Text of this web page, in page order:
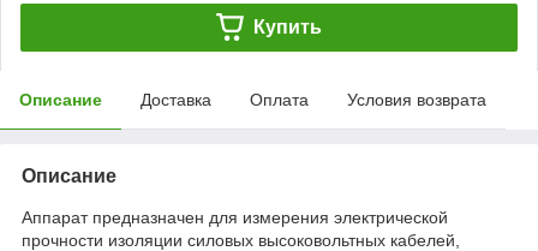
Купить
Описание Доставка Оплата Условия возврата
Описание
Аппарат предназначен для измерения электрической
прочности изоляции силовых высоковольтных кабелей,